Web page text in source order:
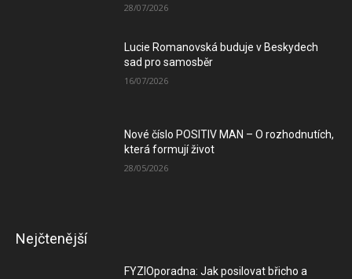
28/07/2026
Lucie Romanovská buduje v Beskydech
sad pro samosběr
16/07/2026
Nové číslo POSITIV MAN – O rozhodnutích,
která formují život
28/05/2026
Nejčtenější
FYZIOporadna: Jak posilovat břicho a